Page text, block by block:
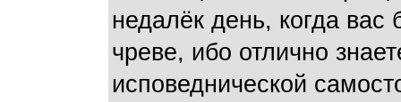
недалёк день, когда вас
чреве, ибо отлично
исповеднической